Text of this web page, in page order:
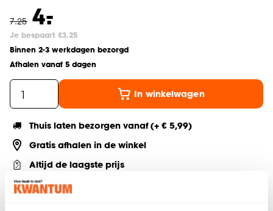
7.25 4.
-
Je bespaart €3.25
Binnen 2-3 werkdagen bezorgd
Afhalen vanaf 5 dagen
In winkelwagen
Thuis laten bezorgen vanaf (+ € 5,99)
Gratis afhalen in de winkel
Altijd de laagste prijs
Deel jouw product & volg ons op social